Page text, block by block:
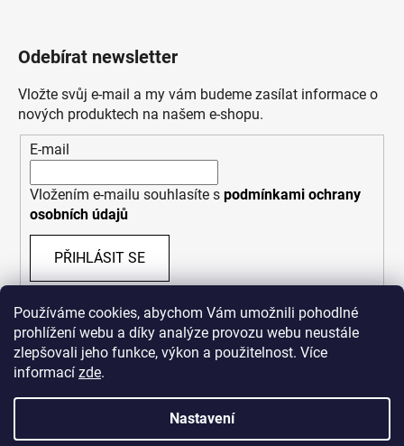
Používáme cookies, abychom Vám umožnili pohodlné
prohlížení webu a díky analýze provozu webu neustále
zlepšovali jeho funkce, výkon a použitelnost. Více
informací zde.
Nastavení
Odebírat newsletter
Vložte svůj e-mail a my vám budeme zasílat informace o
nových produktech na našem e-shopu.
E-mail
Vložením e-mailu souhlasíte s podmínkami ochrany
osobních údajů
PŘIHLÁSIT SE